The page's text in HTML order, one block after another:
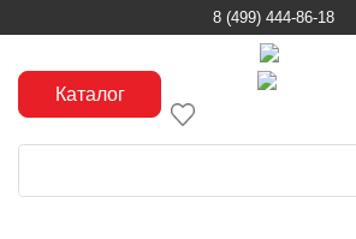
8 (499) 444-86-18
Каталог